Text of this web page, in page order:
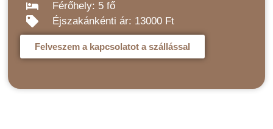
Férőhely: 5 fő
Éjszakánkénti ár: 13000 Ft
Felveszem a kapcsolatot a szállással